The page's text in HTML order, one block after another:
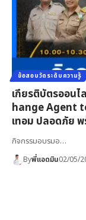
ข้อสอบวัดระดับความรู้
เกียรติบัตรออนไ
hange Agent
เทอม ปลอดภัย
กิจกรรมอบรมอ…
Byพี่แอดมิน02/05/